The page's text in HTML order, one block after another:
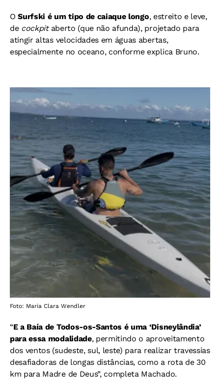
OSurfski é um tipo de caiaque longo, estreito e leve,
de cockpit aberto (que não afunda), projetado para
atingir altas velocidades em águas abertas,
especialmente no oceano, conforme explica Bruno.
Foto: Maria Clara Wendler
“E a Baía de Todos-os-Santos é uma ‘Disneylândia’
para essa modalidade, permitindo o aproveitamento
dos ventos (sudeste, sul, leste) para realizar travessias
desafiadoras de longas distâncias, como a rota de 30
km para Madre de Deus”, completa Machado.